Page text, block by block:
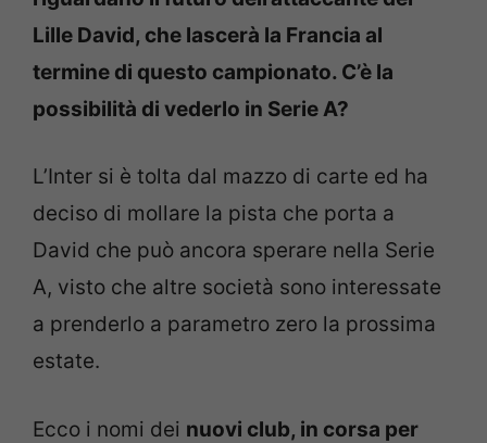
Lille David, che lascerà la Francia al
termine di questo campionato. C’è la
possibilità di vederlo in Serie A?
L’Inter si è tolta dal mazzo di carte ed ha
deciso di mollare la pista che porta a
David che può ancora sperare nella Serie
A, visto che altre società sono interessate
a prenderlo a parametro zero la prossima
estate.
Ecco i nomi dei nuovi club, in corsa per